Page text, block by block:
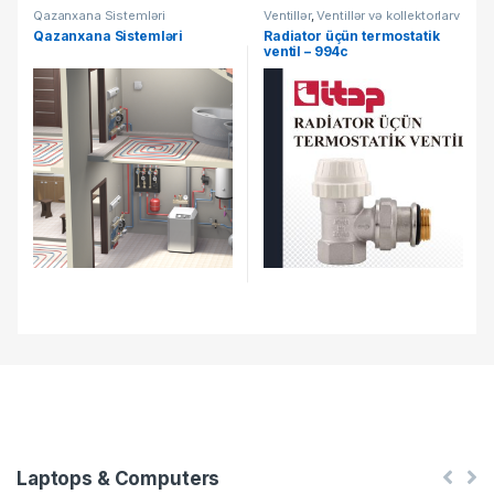
Qazanxana Sistemləri
Qazanxana Sistemləri
Ventillər,Ventillər və kollektorlarv
Radiator üçün termostatik
ventil – 994c
Laptops & Computers